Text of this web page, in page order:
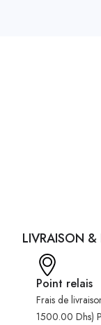
LIVRAISON &
Point relais
Frais de
1500.00 Dhs)